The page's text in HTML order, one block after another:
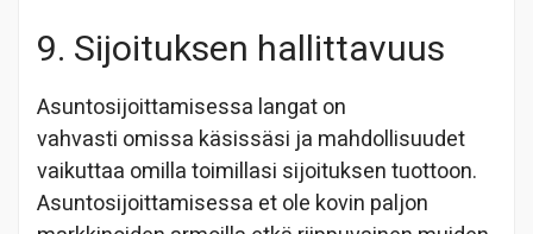
9. Sijoituksen hallittavuus
Asuntosijoittamisessa langat on
vahvasti omissa käsissäsi ja mahdollisuudet
vaikuttaa omilla toimillasi sijoituksen tuottoon.
Asuntosijoittamisessa et ole kovin paljon